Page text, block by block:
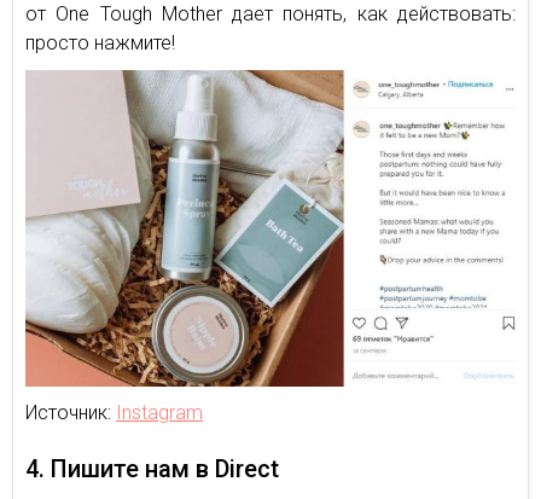
от One Tough Mother дает понять, как действовать:
просто нажмите!
Источник: Instagram
4. Пишите нам в Direct